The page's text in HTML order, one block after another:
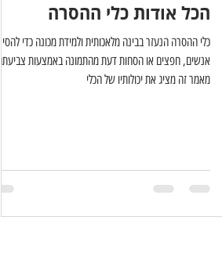
הכל אודות כלי ההסרה
כלי ההסרה הנעזר בבינה מלאכותית ולמידת מכונה כדי להסיר
אנשים, חפצים או הסחות דעת מהתמונה באמצעות צביעתם.
מאמר זה מציג את יכולותיו של הכלי